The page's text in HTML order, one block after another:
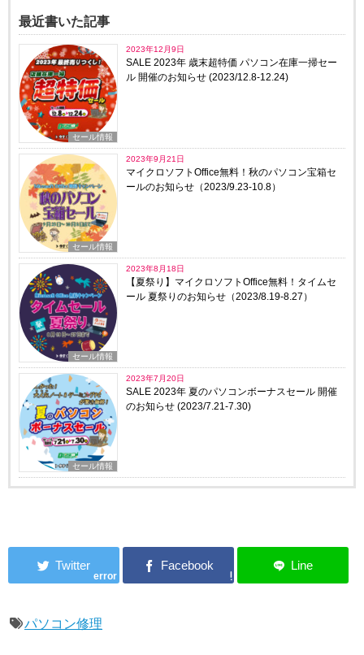
最近書いた記事
セール情報
2023年12月9日
SALE 2023年 歳末超特価 パソコン在庫一掃セー
ル 開催のお知らせ (2023/12.8-12.24)
セール情報
2023年9月21日
マイクロソフトOffice無料！秋のパソコン宝箱セ
ールのお知らせ（2023/9.23-10.8）
セール情報
2023年8月18日
【夏祭り】マイクロソフトOffice無料！タイムセ
ール 夏祭りのお知らせ（2023/8.19-8.27）
セール情報
2023年7月20日
SALE 2023年 夏のパソコンボーナスセール 開催
のお知らせ (2023/7.21-7.30)
error
パソコン修理